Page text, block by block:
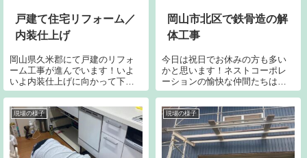
戸建て住宅リフォーム／
内装仕上げ
岡山県久米郡にて戸建のリフォ
ーム工事が進んでいます！いよ
いよ内装仕上げに向かって下地
処理の段階となっています。仕
進めていきます。ネストコーポ
レーションの愉快な仲間たちが
お届けする驚きのビフォーアフ
ターはもうまもな...
岡山市北区で鉄骨造の解
体工事
今日は祝日でお休みの方も多い
かと思います！ネストコーポレ
ーションの愉快な仲間たちは本
日も相変わらずお仕事です。ご
ます。岡山市北区にてクリニッ
ク様の外部アーケードの解体工
事がスタートです。鉄骨造、コ
ンクリート柱を解...
現場の様子 現場の様子